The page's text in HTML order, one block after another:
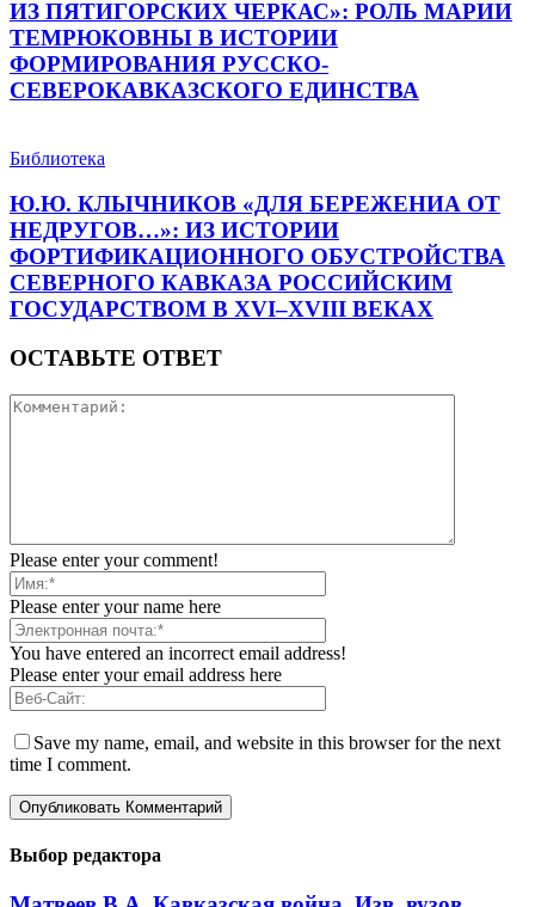
ИЗ ПЯТИГОРСКИХ ЧЕРКАС»: РОЛЬ МАРИИ
ТЕМРЮКОВНЫ В ИСТОРИИ
ФОРМИРОВАНИЯ РУССКО-
СЕВЕРОКАВКАЗСКОГО ЕДИНСТВА
Библиотека
Ю.Ю. КЛЫЧНИКОВ «ДЛЯ БЕРЕЖЕНИА ОТ
НЕДРУГОВ…»: ИЗ ИСТОРИИ
ФОРТИФИКАЦИОННОГО ОБУСТРОЙСТВА
СЕВЕРНОГО КАВКАЗА РОССИЙСКИМ
ГОСУДАРСТВОМ В XVI–XVIII ВЕКАХ
ОСТАВЬТЕ ОТВЕТ
Please enter your comment!
Please enter your name here
You have entered an incorrect email address!
Please enter your email address here
Save my name, email, and website in this browser for the next
time I comment.
Выбор редактора